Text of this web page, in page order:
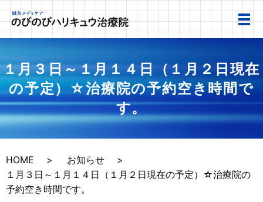
１月３日～１月１４日（１月２日現在
の予定）☆治療院の予約空き時間で
す。
HOME
お知らせ
１月３日～１月１４日（１月２日現在の予定）☆治療院の
予約空き時間です。